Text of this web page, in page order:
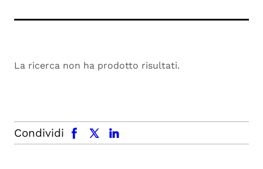
La ricerca non ha prodotto risultati.
Condividi
facebook x.com linkedin